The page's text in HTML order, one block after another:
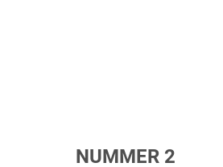
NUMMER 2